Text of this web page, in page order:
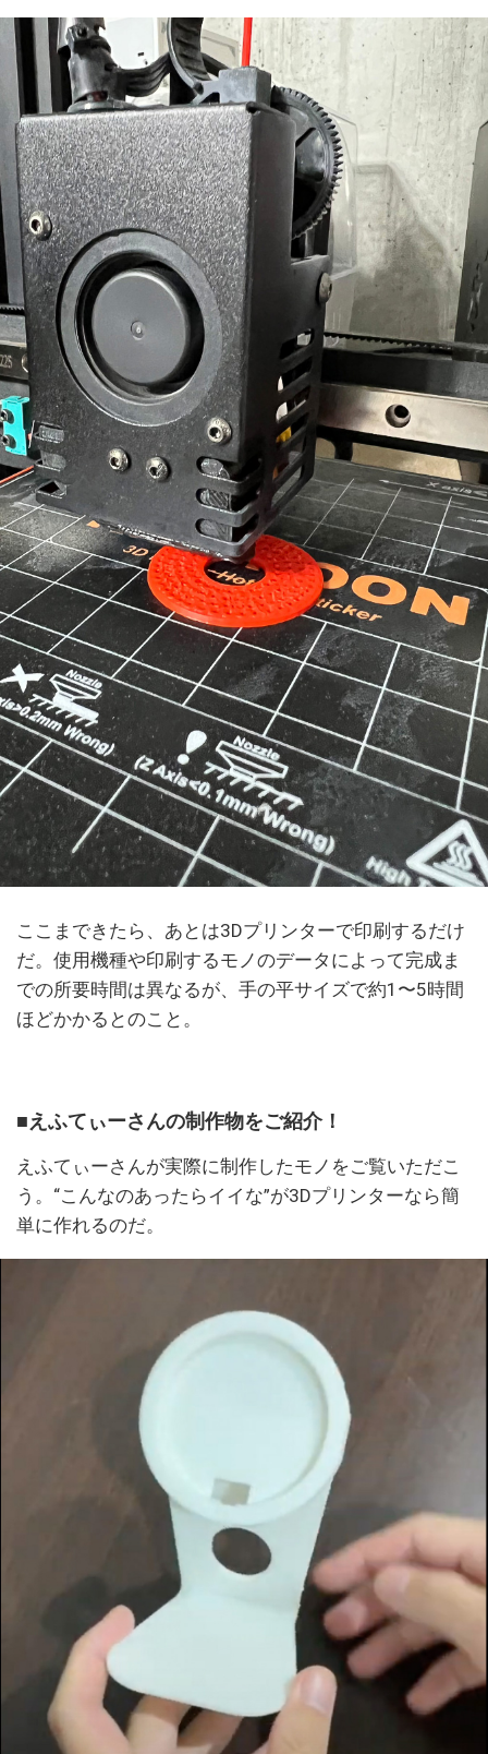
ここまできたら、あとは3Dプリンターで印刷するだけ
だ。使用機種や印刷するモノのデータによって完成ま
での所要時間は異なるが、手の平サイズで約1〜5時間
ほどかかるとのこと。
■えふてぃーさんの制作物をご紹介！
えふてぃーさんが実際に制作したモノをご覧いただこ
う。“こんなのあったらイイな”が3Dプリンターなら簡
単に作れるのだ。